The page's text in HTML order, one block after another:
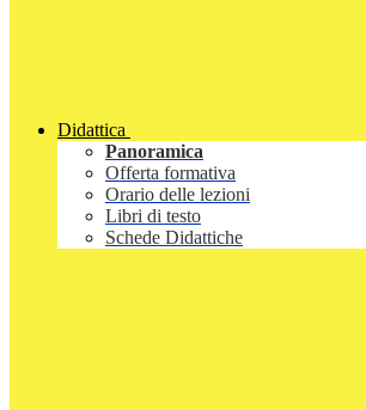
Didattica
Panoramica
Offerta formativa
Orario delle lezioni
Libri di testo
Schede Didattiche